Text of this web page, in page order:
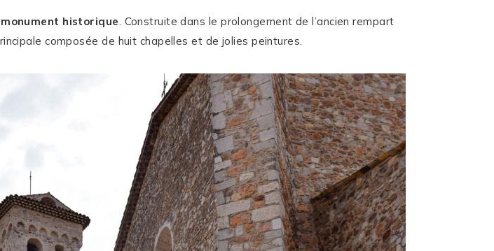
historique. Construite dans le prolongement de l’ancien rempart
composée de huit chapelles et de jolies peintures.